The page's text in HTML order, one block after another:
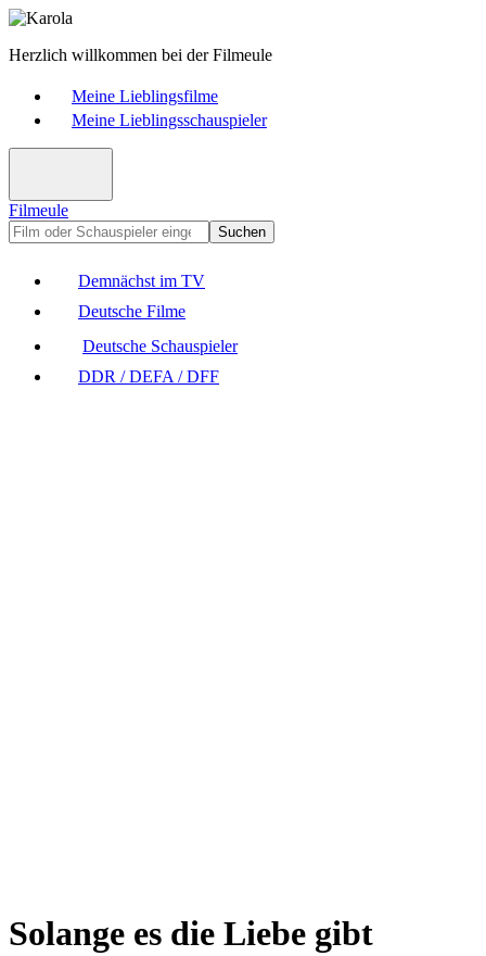
Herzlich willkommen bei der Filmeule
Meine Lieblingsfilme
Meine Lieblingsschauspieler
Filmeule
Suchen
Demnächst im TV
Deutsche Filme
Deutsche Schauspieler
DDR / DEFA / DFF
Solange es die Liebe gibt